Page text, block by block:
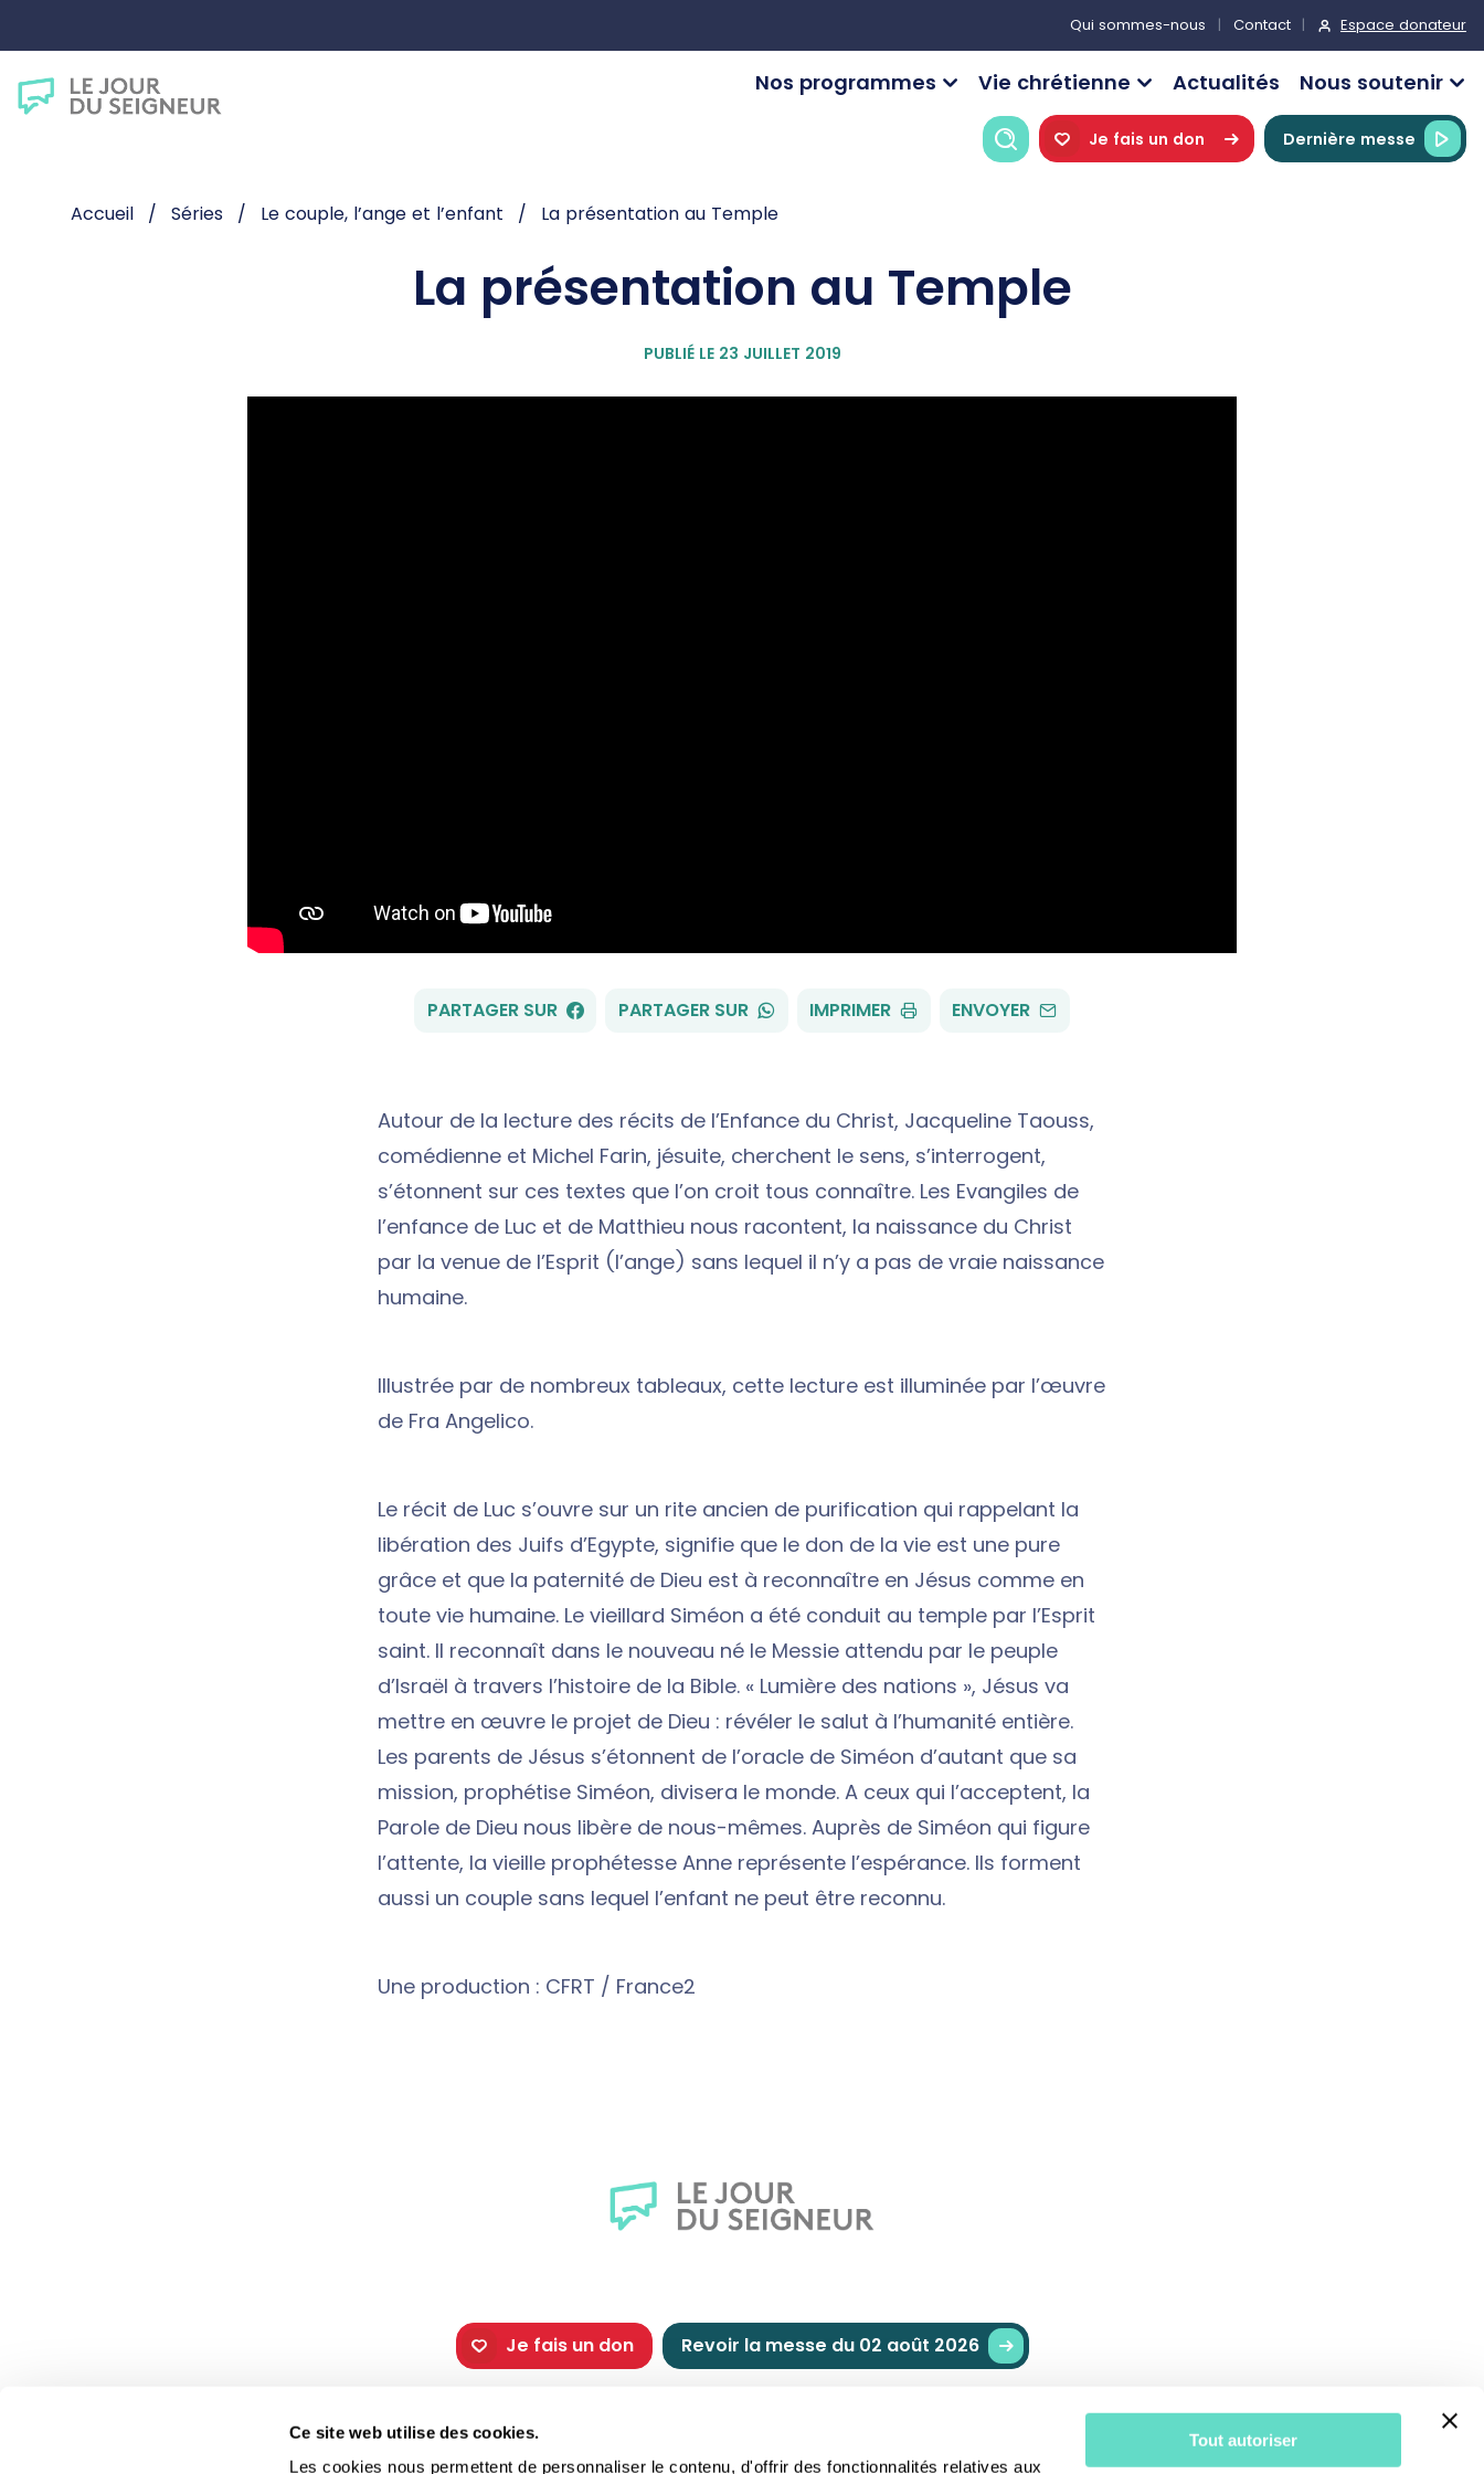
Ce site web utilise des cookies.
Les cookies nous permettent de personnaliser le contenu, d'offrir des fonctionnalités relatives aux
Tout autoriser
Qui sommes-nous Contact Espace donateur
Nos programmes Vie chrétienne Actualités Nous soutenir
RechercheJe fais un don Dernière messe
Accueil Séries Le couple, l’ange et l’enfant La présentation au Temple
La présentation au Temple
PUBLIÉ LE 23 JUILLET 2019
PARTAGER SUR FACEBOOK
PARTAGER SUR WHATSAPP
IMPRIMER ENVOYER PAR
Autour de la lecture des récits de l’Enfance du Christ, Jacqueline Taouss,
comédienne et Michel Farin, jésuite, cherchent le sens, s’interrogent,
s’étonnent sur ces textes que l’on croit tous connaître. Les Evangiles de
l’enfance de Luc et de Matthieu nous racontent, la naissance du Christ
par la venue de l’Esprit (l’ange) sans lequel il n’y a pas de vraie naissance
humaine.
Illustrée par de nombreux tableaux, cette lecture est illuminée par l’œuvre
de Fra Angelico.
Le récit de Luc s’ouvre sur un rite ancien de purification qui rappelant la
libération des Juifs d’Egypte, signifie que le don de la vie est une pure
grâce et que la paternité de Dieu est à reconnaître en Jésus comme en
toute vie humaine. Le vieillard Siméon a été conduit au temple par l’Esprit
saint. Il reconnaît dans le nouveau né le Messie attendu par le peuple
d’Israël à travers l’histoire de la Bible. « Lumière des nations », Jésus va
mettre en œuvre le projet de Dieu : révéler le salut à l’humanité entière.
Les parents de Jésus s’étonnent de l’oracle de Siméon d’autant que sa
mission, prophétise Siméon, divisera le monde. A ceux qui l’acceptent, la
Parole de Dieu nous libère de nous-mêmes. Auprès de Siméon qui figure
l’attente, la vieille prophétesse Anne représente l’espérance. Ils forment
aussi un couple sans lequel l’enfant ne peut être reconnu.
Une production : CFRT / France2
Je fais un don Revoir la messe du 02 août 2026
Les fêtes chrétiennes Comment nous soutenir
RESTER INFORMÉ
Actualités